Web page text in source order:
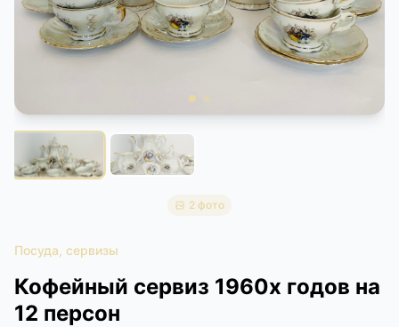
КОНТАКТЫ
2 фото
Посуда, сервизы
Кофейный сервиз 1960х годов на
12 персон